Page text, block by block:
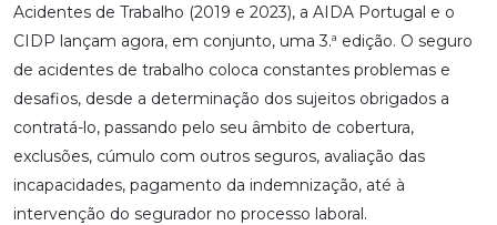
Acidentes de Trabalho (2019 e 2023), a AIDA Portugal e o
CIDP lançam agora, em conjunto, uma 3.ª edição. O seguro
de acidentes de trabalho coloca constantes problemas e
desafios, desde a determinação dos sujeitos obrigados a
contratá-lo, passando pelo seu âmbito de cobertura,
exclusões, cúmulo com outros seguros, avaliação das
incapacidades, pagamento da indemnização, até à
intervenção do segurador no processo laboral.